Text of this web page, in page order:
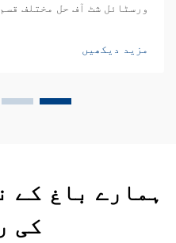
ورسٹائل شٹ آف حل مختلف
خالی ب...
مزید دیکھیں
ہمارے باغ کے
کی